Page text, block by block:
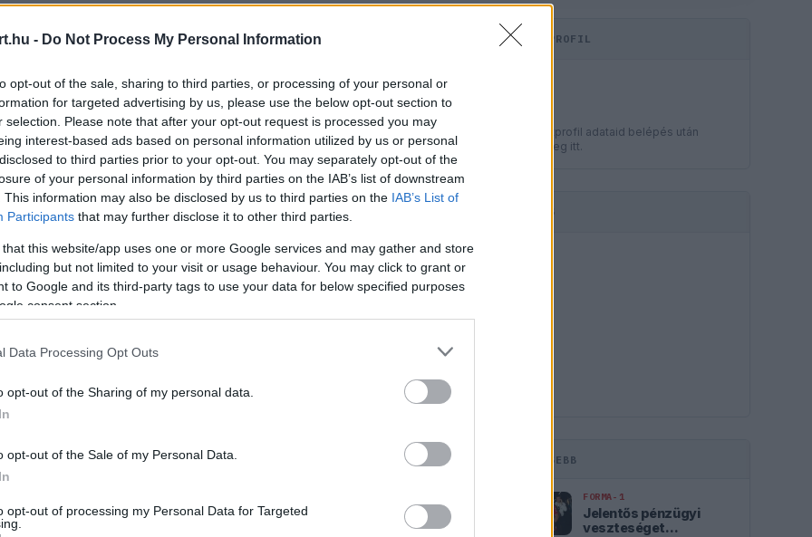
- Do Not Process My Personal Information
opt-out of the sale, sharing to third parties, or processing of your personal or
for targeted advertising by us, please use the below opt-out section to
selection. Please note that after your opt-out request is processed you may
interest-based ads based on personal information utilized by us or personal
to third parties prior to your opt-out. You may separately opt-out of the
of your personal information by third parties on the IAB’s list of downstream
This information may also be disclosed by us to third parties on the IAB’s List of
Participants that may further disclose it to other third parties.
that this website/app uses one or more Google services and may gather and store
but not limited to your visit or usage behaviour. You may click to grant or
to Google and its third-party tags to use your data for below specified purposes
consent section.
Data Processing Opt Outs
opt-out of the Sharing of my personal data.
opt-out of the Sale of my Personal Data.
opt-out of processing my Personal Data for Targeted
Rendezés:
mail alapú rendszerre.
KOMMENTPROFIL
A kommentprofil adataid belépés után
jelennek meg itt.
HIRDETÉS
LEGFRISSEBB
FORMA-1
Jelentős pénzügyi
veszteséget